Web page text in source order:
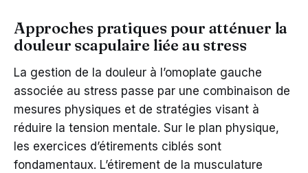
Approches pratiques pour atténuer la
douleur scapulaire liée au stress
La gestion de la douleur à l’omoplate gauche
associée au stress passe par une combinaison de
mesures physiques et de stratégies visant à
réduire la tension mentale. Sur le plan physique,
les exercices d’étirements ciblés sont
fondamentaux. L’étirement de la musculature